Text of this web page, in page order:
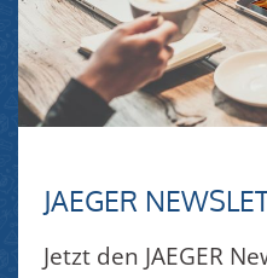
JAEGER
Jetzt den JAEGER